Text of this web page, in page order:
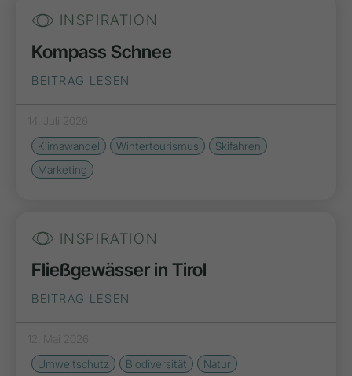
INSPIRATION
Kompass Schnee
BEITRAG LESEN
14. Juli 2026
Klimawandel
Wintertourismus
Skifahren
Marketing
INSPIRATION
Fließgewässer in Tirol
BEITRAG LESEN
12. Mai 2026
Umweltschutz
Biodiversität
Natur